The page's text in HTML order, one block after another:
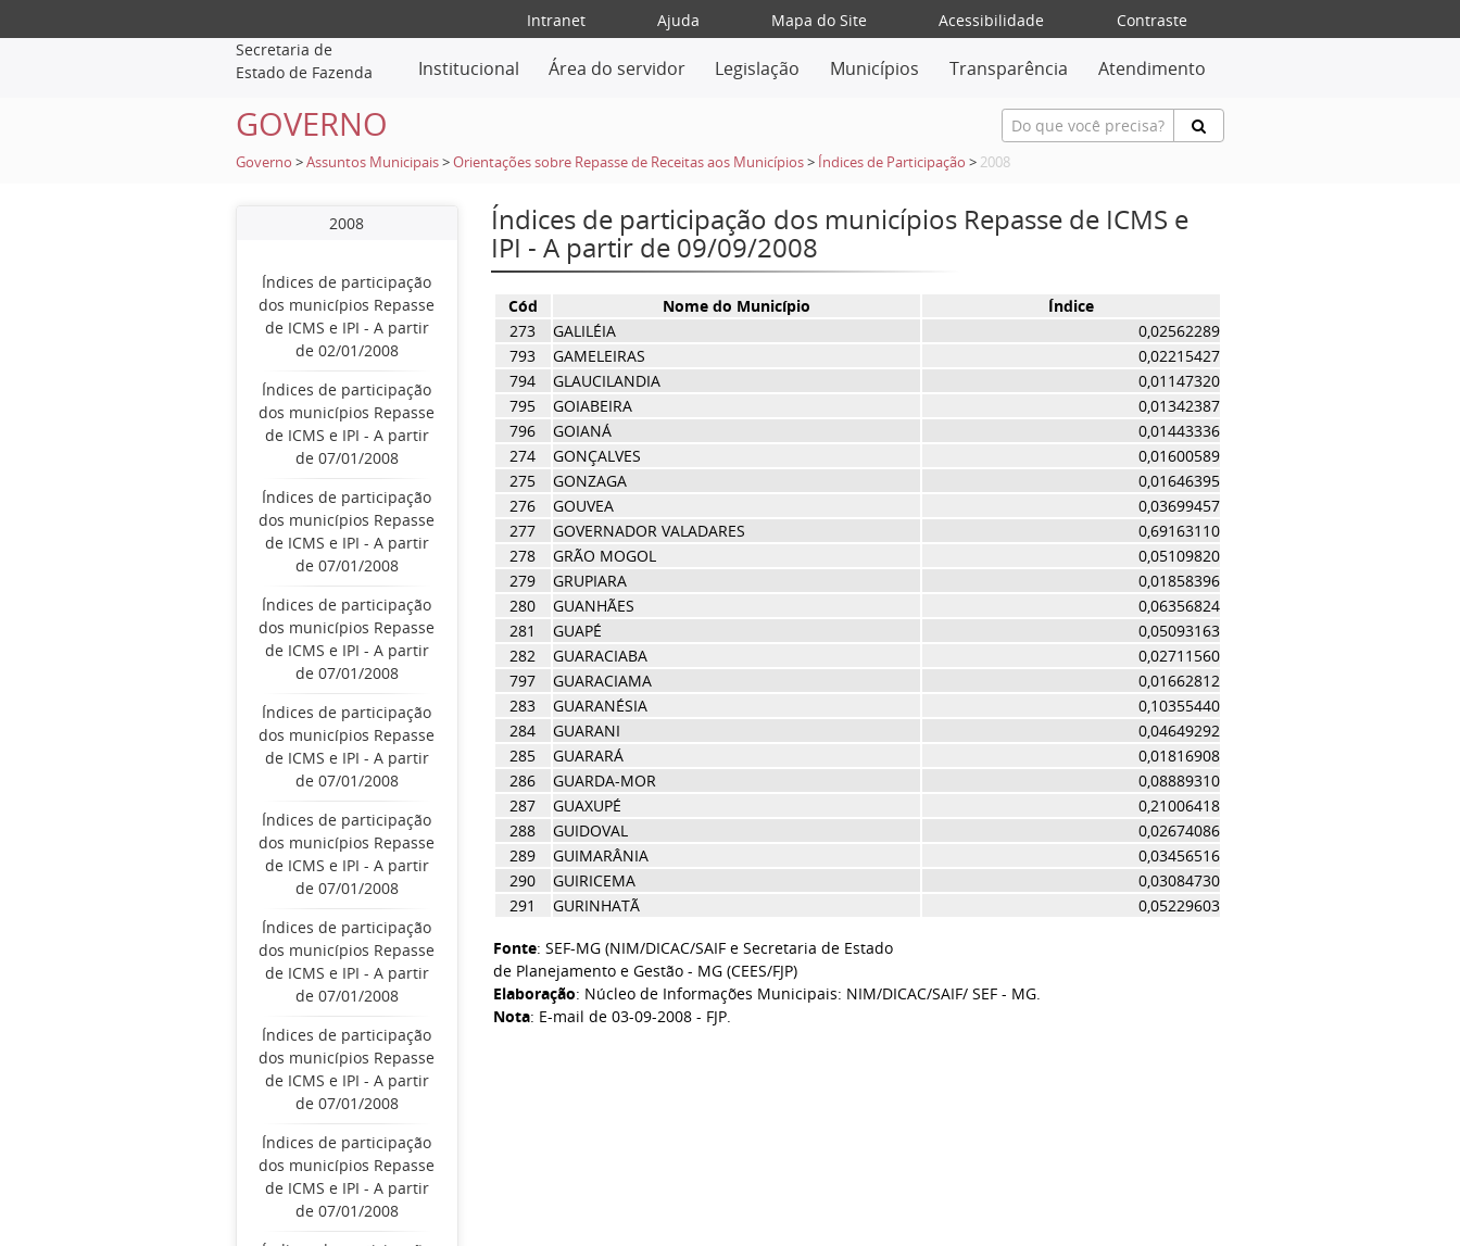
Intranet Ajuda Mapa do Site Acessibilidade
Contraste
Secretaria de
Estado de Fazenda
Institucional Área do servidor Legislação Municípios Transparência Atendimento
GOVERNO
Governo >Assuntos Municipais >Orientações sobre Repasse de Receitas aos Municípios > Índices de Participação > 2008
2008
Índices de participação
dos municípios Repasse
de ICMS e IPI - A partir
de 02/01/2008
Índices de participação
dos municípios Repasse
de ICMS e IPI - A partir
de 07/01/2008
Índices de participação
dos municípios Repasse
de ICMS e IPI - A partir
de 07/01/2008
Índices de participação
dos municípios Repasse
de ICMS e IPI - A partir
de 07/01/2008
Índices de participação
dos municípios Repasse
de ICMS e IPI - A partir
de 07/01/2008
Índices de participação
dos municípios Repasse
de ICMS e IPI - A partir
de 07/01/2008
Índices de participação
dos municípios Repasse
de ICMS e IPI - A partir
de 07/01/2008
Índices de participação
dos municípios Repasse
de ICMS e IPI - A partir
de 07/01/2008
Índices de participação
dos municípios Repasse
de ICMS e IPI - A partir
de 07/01/2008
Índices de participação dos municípios Repasse de ICMS e
IPI - A partir de 09/09/2008
Cód Nome do Município
Índice
273
GALILÉIA
0,02562289
793
GAMELEIRAS
0,02215427
794
GLAUCILANDIA
0,01147320
795
GOIABEIRA
0,01342387
796
GOIANÁ
0,01443336
274
GONÇALVES
0,01600589
275
GONZAGA
0,01646395
276
GOUVEA
0,03699457
277
GOVERNADOR VALADARES
0,69163110
278
GRÃO MOGOL
0,05109820
279
GRUPIARA
0,01858396
280
GUANHÃES
0,06356824
281
GUAPÉ
0,05093163
282
GUARACIABA
0,02711560
797
GUARACIAMA
0,01662812
283
GUARANÉSIA
0,10355440
284
GUARANI
0,04649292
285
GUARARÁ
0,01816908
286
GUARDA-MOR
0,08889310
287
GUAXUPÉ
0,21006418
288
GUIDOVAL
0,02674086
289
GUIMARÂNIA
0,03456516
290
GUIRICEMA
0,03084730
291
GURINHATÃ 0,05229603
Fonte: SEF-MG (NIM/DICAC/SAIF e Secretaria de Estado
de Planejamento e Gestão - MG (CEES/FJP)
Elaboração: Núcleo de Informações Municipais: NIM/DICAC/SAIF/ SEF - MG.
Nota: E-mail de 03-09-2008 - FJP.